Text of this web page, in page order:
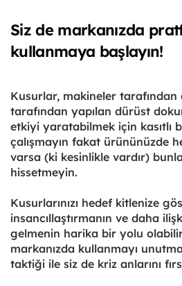
Siz de markanızda
kullanmaya başlayın!
Kusurlar, makineler
tarafından yapılan dürüst
etkiyi yaratabilmek için kasıtlı
çalışmayın fakat ürününüzde
varsa (ki kesinlikle vardır)
hissetmeyin.
Kusurlarınızı hedef kitlenize
insancıllaştırmanın ve daha
gelmenin harika bir yolu
markanızda kullanmayı
taktiği ile siz de kriz anlarını